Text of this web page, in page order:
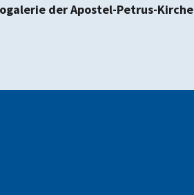
der Apostel-Petrus-Kirche